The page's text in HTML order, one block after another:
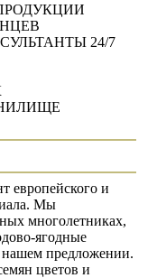
24/7
европейского и
Мы
многолетниках,
ягодные
нашем предложении.
цветов и